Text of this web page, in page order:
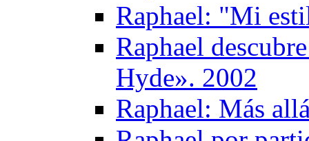
Raphael: "Mi
Raphael
Hyde». 2002
Raphael: Más